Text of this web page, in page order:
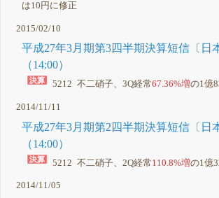
は10円に修正
2015/02/10
平成27年3月期第3四半期決算短信〔日
（14:00）
5212 不二硝子、3Q経常67.36%増の1億
2014/11/11
平成27年3月期第2四半期決算短信〔日
（14:00）
5212 不二硝子、2Q経常110.8%増の1億
2014/11/05